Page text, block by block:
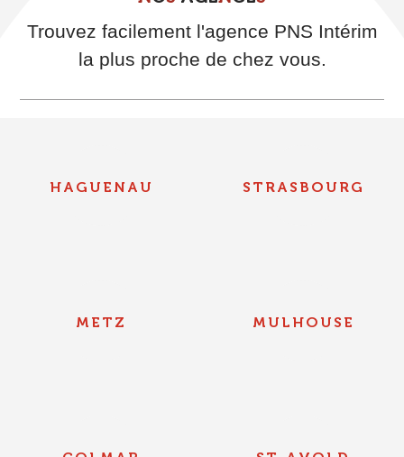
Trouvez facilement l'agence PNS Intérim
la plus proche de chez vous.
HAGUENAU STRASBOURG
METZ MULHOUSE